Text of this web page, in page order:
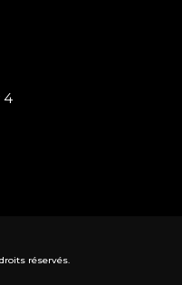
4
réservés.